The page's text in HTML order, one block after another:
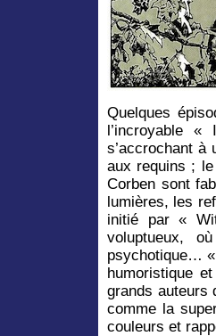
Quelques
l’incroyable
s’accrochant à
aux requins ;
Corben sont
lumières, les
initié par «
voluptueux,
psychotique… «
humoristique
grands auteurs
comme la
couleurs et